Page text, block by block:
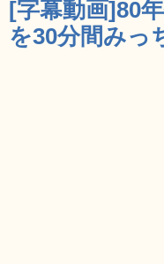
[字幕動画]80
を30分間みっ